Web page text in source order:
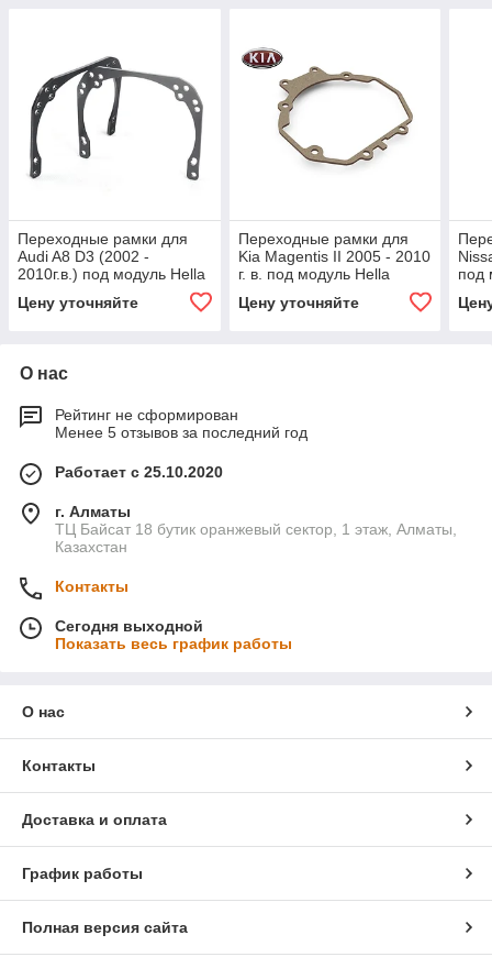
Переходные рамки для
Audi A8 D3 (2002 -
2010г.в.) под модуль Hella
3R/Hella 3 (Комплект, 2шт)
Цену уточняйте
Переходные рамки для
Kia Magentis II 2005 - 2010
г. в. под модуль Hella
3R/Hella 3 (Комплект, 2шт)
Цену уточняйте
под
О нас
Рейтинг не сформирован
Менее 5 отзывов за последний год
Работает с 25.10.2020
г. Алматы
ТЦ Байсат 18 бутик оранжевый сектор, 1 этаж, Алматы,
Казахстан
Контакты
Сегодня выходной
Показать весь график работы
О нас
Контакты
Доставка и оплата
График работы
Полная версия сайта